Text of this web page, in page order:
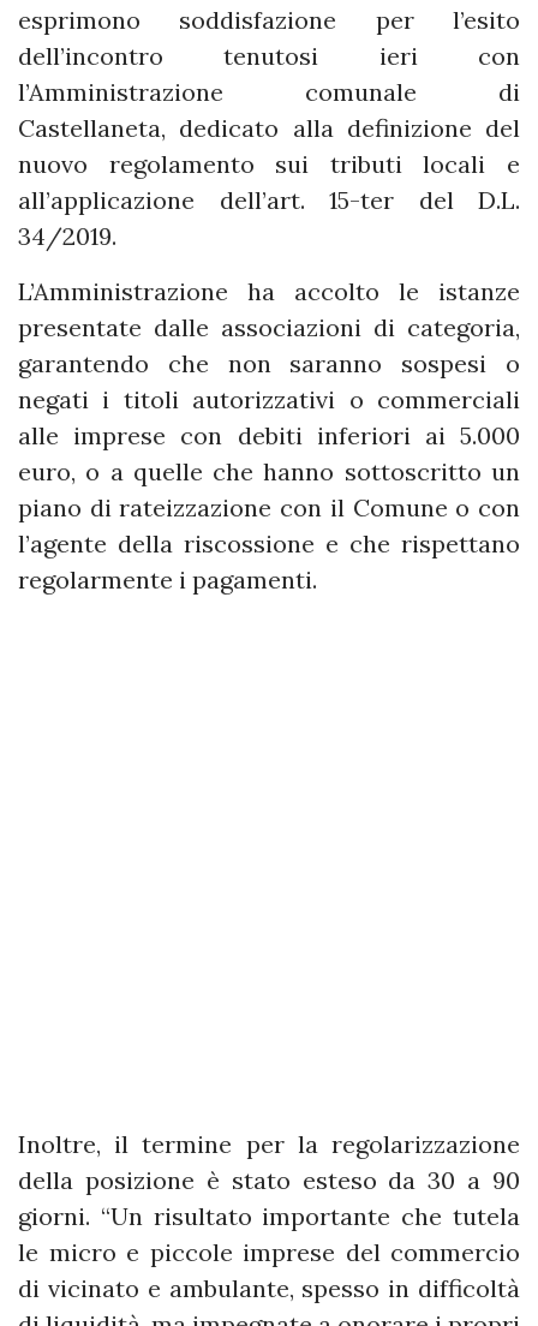
esprimono soddisfazione per l’esito
dell’incontro tenutosi ieri con
l’Amministrazione comunale di
Castellaneta, dedicato alla definizione del
nuovo regolamento sui tributi locali e
all’applicazione dell’art. 15-ter del D.L.
34/2019.
L’Amministrazione ha accolto le istanze
presentate dalle associazioni di categoria,
garantendo che non saranno sospesi o
negati i titoli autorizzativi o commerciali
alle imprese con debiti inferiori ai 5.000
euro, o a quelle che hanno sottoscritto un
piano di rateizzazione con il Comune o con
l’agente della riscossione e che rispettano
regolarmente i pagamenti.
Inoltre, il termine per la regolarizzazione
della posizione è stato esteso da 30 a 90
giorni. “Un risultato importante che tutela
le micro e piccole imprese del commercio
di vicinato e ambulante, spesso in difficoltà